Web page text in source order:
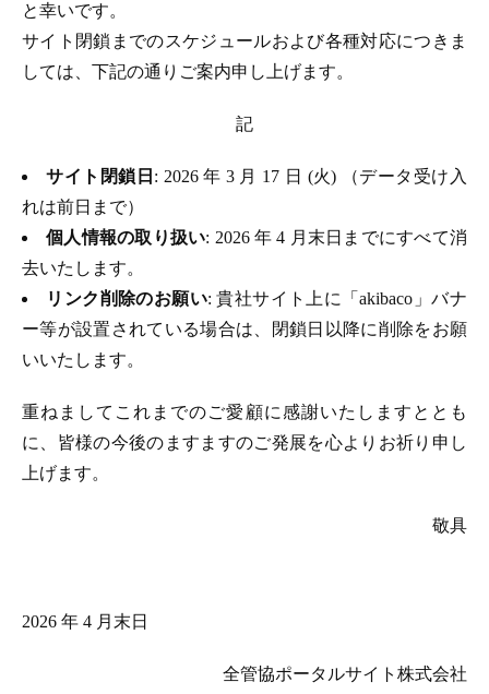
と幸いです。
サイト閉鎖までのスケジュールおよび各種対応につきま
しては、下記の通りご案内申し上げます。
記
サイト閉鎖日 : 2026 年 3 月 17 日 (火) （データ受け入
れは前日まで）
個人情報の取り扱い: 2026 年 4 月末日までにすべて消
去いたします。
リンク削除のお願い: 貴社サイト上に「akibaco」バナ
ー等が設置されている場合は、閉鎖日以降に削除をお願
いいたします。
重ねましてこれまでのご愛顧に感謝いたしますととも
に、皆様の今後のますますのご発展を心よりお祈り申し
上げます。
敬具
2026 年 4 月末日
全管協ポータルサイト株式会社